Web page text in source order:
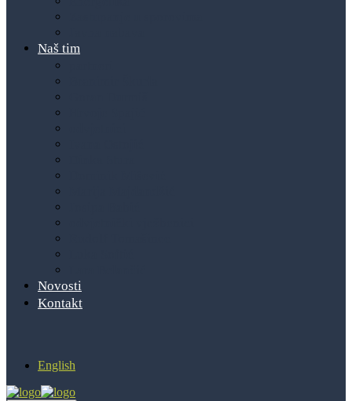
Naš tim
Novosti
Kontakt
English